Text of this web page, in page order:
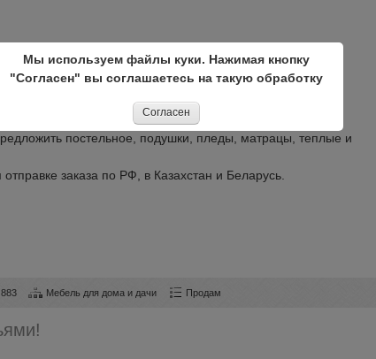
сетками
кровати металлические от производителя напрямую
казармы, лагеря, пансионаты.
постельное, подушки, пледы, матрацы, теплые и
заказа по РФ, в Казахстан и Беларусь.
883 Мебель для дома и дачи Продам
Мы используем файлы куки. Нажимая кнопку
"Согласен" вы соглашаетесь на такую обработку
Согласен